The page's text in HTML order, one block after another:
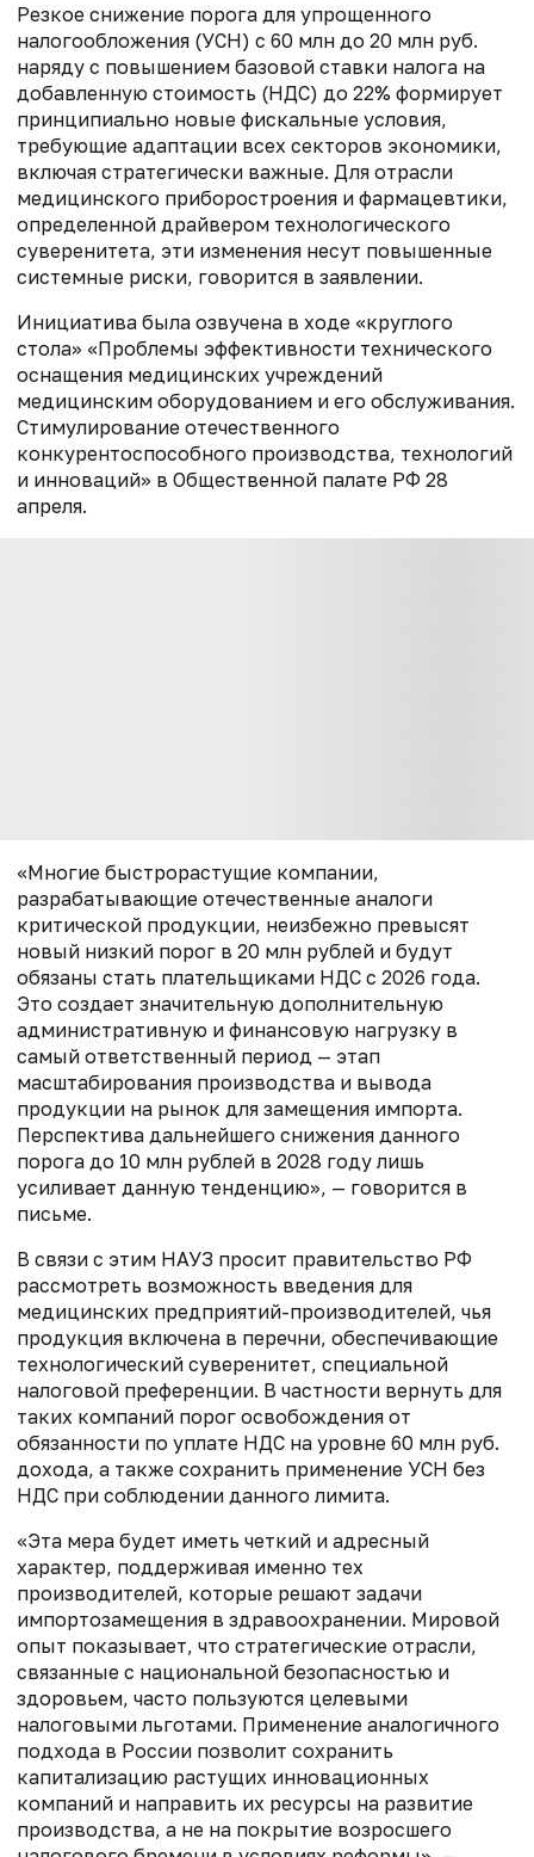
Резкое снижение порога для упрощенного
налогообложения (УСН) с 60 млн до 20 млн руб.
наряду с повышением базовой ставки налога на
добавленную стоимость (НДС) до 22% формирует
принципиально новые фискальные условия,
требующие адаптации всех секторов экономики,
включая стратегически важные. Для отрасли
медицинского приборостроения и фармацевтики,
определенной драйвером технологического
суверенитета, эти изменения несут повышенные
системные риски, говорится в заявлении.
Инициатива была озвучена в ходе «круглого
стола» «Проблемы эффективности технического
оснащения медицинских учреждений
медицинским оборудованием и его обслуживания.
Стимулирование отечественного
конкурентоспособного производства, технологий
и инноваций» в Общественной палате РФ 28
апреля.
«Многие быстрорастущие компании,
разрабатывающие отечественные аналоги
критической продукции, неизбежно превысят
новый низкий порог в 20 млн рублей и будут
обязаны стать плательщиками НДС с 2026 года.
Это создает значительную дополнительную
административную и финансовую нагрузку в
самый ответственный период — этап
масштабирования производства и вывода
продукции на рынок для замещения импорта.
Перспектива дальнейшего снижения данного
порога до 10 млн рублей в 2028 году лишь
усиливает данную тенденцию», — говорится в
письме.
В связи с этим НАУЗ просит правительство РФ
рассмотреть возможность введения для
медицинских предприятий-производителей, чья
продукция включена в перечни, обеспечивающие
технологический суверенитет, специальной
налоговой преференции. В частности вернуть для
таких компаний порог освобождения от
обязанности по уплате НДС на уровне 60 млн руб.
дохода, а также сохранить применение УСН без
НДС при соблюдении данного лимита.
«Эта мера будет иметь четкий и адресный
характер, поддерживая именно тех
производителей, которые решают задачи
импортозамещения в здравоохранении. Мировой
опыт показывает, что стратегические отрасли,
связанные с национальной безопасностью и
здоровьем, часто пользуются целевыми
налоговыми льготами. Применение аналогичного
подхода в России позволит сохранить
капитализацию растущих инновационных
компаний и направить их ресурсы на развитие
производства, а не на покрытие возросшего